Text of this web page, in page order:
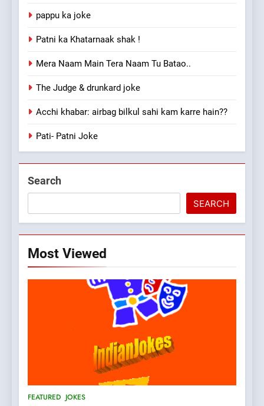
pappu ka joke
Patni ka Khatarnaak shak !
Mera Naam Main Tera Naam Tu Batao..
The Judge & drunkard joke
Acchi khabar: airbag bilkul sahi kam karre hain??
Pati- Patni Joke
Search
SEARCH
Most Viewed
FEATURED JOKES
pappu ka joke
FEATURED JOKES
Patni ka Khatarnaak shak !